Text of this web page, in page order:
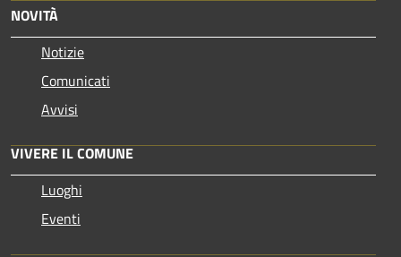
NOVITÀ
Notizie
Comunicati
Avvisi
VIVERE IL COMUNE
Luoghi
Eventi